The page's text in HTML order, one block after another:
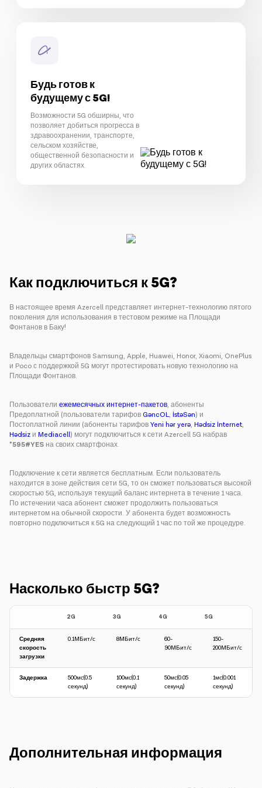
Будь готов к
будущему с 5G!
Возможности 5G обширны, что
позволяет добиться прогресса в
здравоохранении, транспорте,
сельском хозяйстве,
общественной безопасности и
других областях.
Как подключиться к 5G?
В настоящее время Azercell представляет интернет-технологию пятого
поколения для использования в тестовом режиме на Площади
Фонтанов в Баку!
Владельцы смартфонов Samsung, Apple, Huawei, Honor, Xiaomi, OnePlus
и Poco с поддержкой 5G могут протестировать новую технологию на
Площади Фонтанов.
Пользователи ежемесячных интернет-пакетов, абоненты
Предоплатной (пользователи тарифов GəncOL, İstəSən) и
Постоплатной линии (абоненты тарифов Yeni hər yerə, Hədsiz İnternet,
Hədsiz и Mediacell) могут подключиться к сети Azercell 5G набрав
*595#YES на своих смартфонах.
Подключение к сети является бесплатным. Если пользователь
находится в зоне действия сети 5G, то он сможет пользоваться высокой
скоростью 5G, используя текущий баланс интернета в течение 1 часа.
По истечении часа абонент сможет продолжить пользоваться
интернетом на обычной скорости. У абонента будет возможность
повторно подключиться к 5G на следующий 1 час по той же процедуре.
Насколько быстр 5G?
2G 3G 4G 5G
Средняя
скорость
загрузки
0.1MБит/с 8MБит/с
60-
90MБит/с
150-
200MБит/с
Задержка
500мс(0.5
секунд)
100мс(0.1
секунд)
50мс(0.05
секунд)
1мс(0.001
секунд)
Дополнительная информация